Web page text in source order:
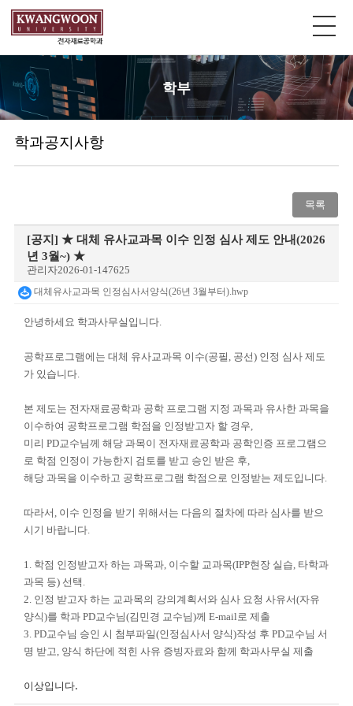
학부
학과공지사항
목록
[공지] ★ 대체 유사교과목 이수 인정 심사 제도 안내(2026
년 3월~) ★
관리자2026-01-147625
대체유사교과목 인정심사서양식(26년 3월부터).hwp
안녕하세요 학과사무실입니다.
공학프로그램에는 대체 유사교과목 이수(공필, 공선) 인정 심사 제도
가 있습니다.
본 제도는 전자재료공학과 공학 프로그램 지정 과목과 유사한 과목을
이수하여 공학프로그램 학점을 인정받고자 할 경우,
미리 PD교수님께 해당 과목이 전자재료공학과 공학인증 프로그램으
로 학점 인정이 가능한지 검토를 받고 승인 받은 후,
해당 과목을 이수하고 공학프로그램 학점으로 인정받는 제도입니다.
따라서, 이수 인정을 받기 위해서는 다음의 절차에 따라 심사를 받으
시기 바랍니다.
1. 학점 인정받고자 하는 과목과, 이수할 교과목(IPP현장 실습, 타학과
과목 등) 선택.
2. 인정 받고자 하는 교과목의 강의계획서와 심사 요청 사유서(자유
양식)를 학과 PD교수님(김민경 교수님)께 E-mail로 제출
3. PD교수님 승인 시 첨부파일(인정심사서 양식)작성 후 PD교수님 서
명 받고, 양식 하단에 적힌 사유 증빙자료와 함께 학과사무실 제출
이상입니다.